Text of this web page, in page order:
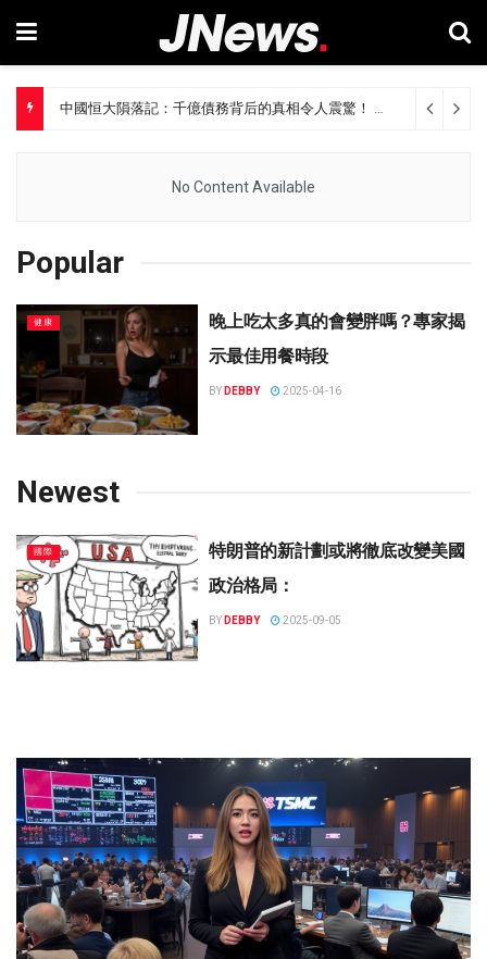
11
No Content Available
Popular
健康
晚上吃太多真的會變胖嗎？專家揭
示最佳用餐時段
BY DEBBY 2025-04-16
Newest
國際
特朗普的新計劃或將徹底改變美國
政治格局：
BY DEBBY 2025-09-05